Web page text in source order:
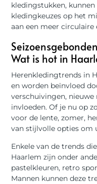
kledingstukken,
kledingkeuzes op het
aan een meer
Wat is hot in
Herenkledingtrends in
en worden beïnvloed
verschuivingen,
invloeden. Of je nu op
voor de lente, zomer,
van stijlvolle opties om
Enkele van de trends
Haarlem zijn onder
pastelkleuren, retro
Mannen kunnen deze